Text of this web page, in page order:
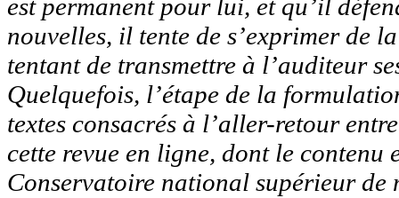
est permanent pour lui, et qu’il
nouvelles, il tente de s’exprimer de
tentant de transmettre à l’auditeur
Quelquefois, l’étape de la
textes consacrés à l’aller-retour
cette revue en ligne, dont le contenu
Conservatoire national supérieur de